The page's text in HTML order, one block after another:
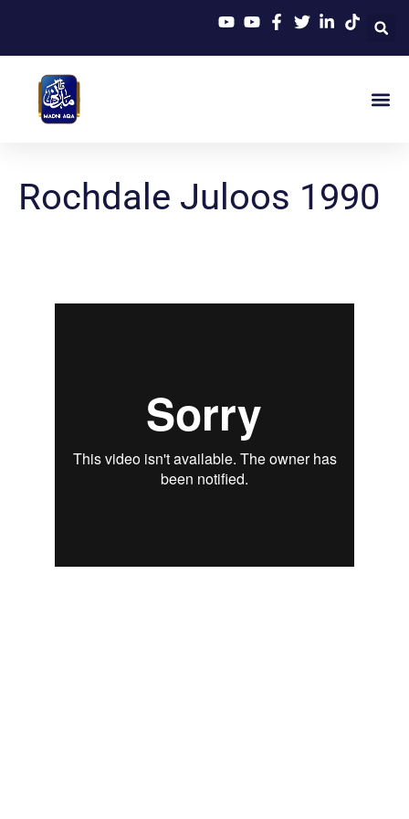
Rochdale Juloos 1990